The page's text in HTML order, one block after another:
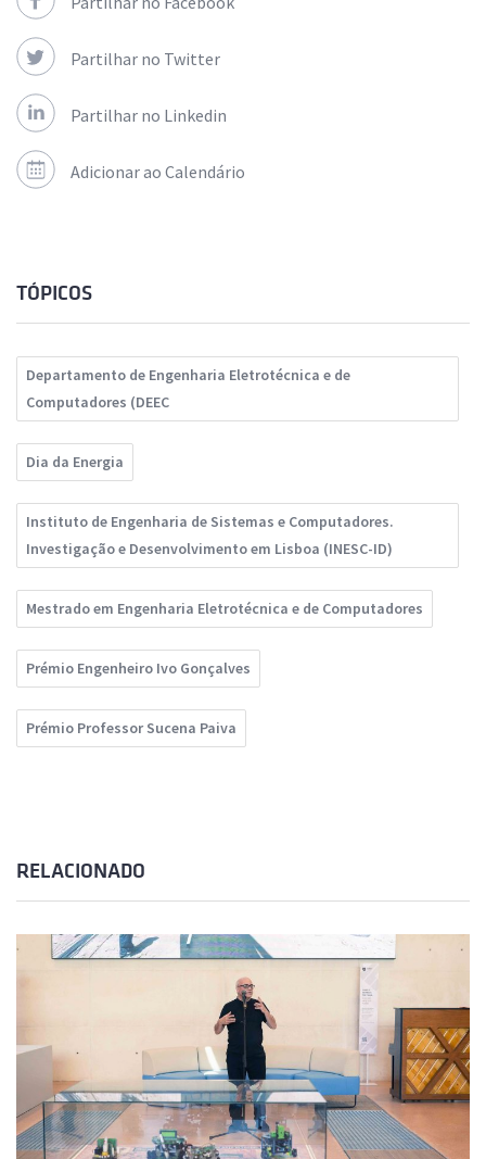
Partilhar no Twitter
Partilhar no Linkedin
Adicionar ao Calendário
TÓPICOS
Departamento de Engenharia Eletrotécnica e de
Computadores (DEEC
Dia da Energia
Instituto de Engenharia de Sistemas e Computadores.
Investigação e Desenvolvimento em Lisboa (INESC-ID)
Mestrado em Engenharia Eletrotécnica e de Computadores
Prémio Engenheiro Ivo Gonçalves
Prémio Professor Sucena Paiva
RELACIONADO